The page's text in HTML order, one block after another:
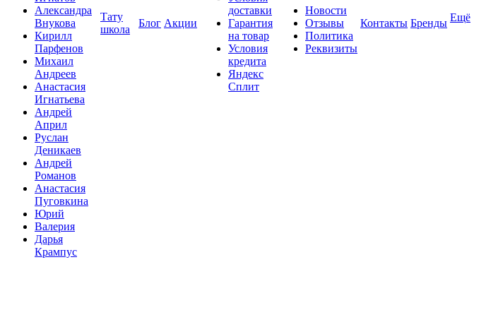
Александра
Внукова
Кирилл
Парфенов
Михаил
Андреев
Анастасия
Игнатьева
Андрей
Април
Руслан
Деникаев
Андрей
Романов
Анастасия
Пуговкина
Юрий
Валерия
Дарья
Крампус
Тату
школа
Блог Акции
доставки
Гарантия
на товар
Условия
кредита
Яндекс
Сплит
Новости
Отзывы
Политика
Реквизиты
Контакты Бренды Ещё